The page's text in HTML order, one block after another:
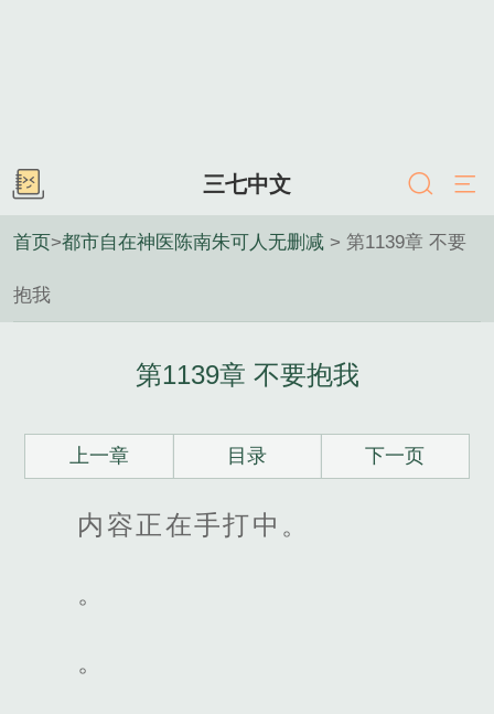
三七中文
首页>都市自在神医陈南朱可人无删减 > 第1139章 不要
抱我
第1139章 不要抱我
上一章 目录 下一页
内容正在手打中。
。
。